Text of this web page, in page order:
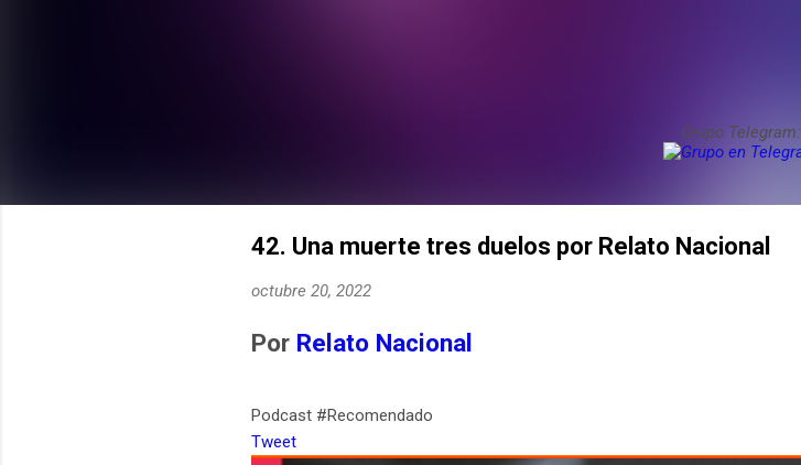
Grupo Telegram:
42. Una muerte tres duelos por Relato Nacional
octubre 20, 2022
Por Relato Nacional
Podcast #Recomendado
Tweet